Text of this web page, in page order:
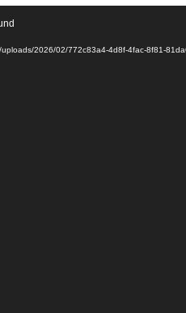
2026/02/772c83a4-4d8f-4fac-8f81-